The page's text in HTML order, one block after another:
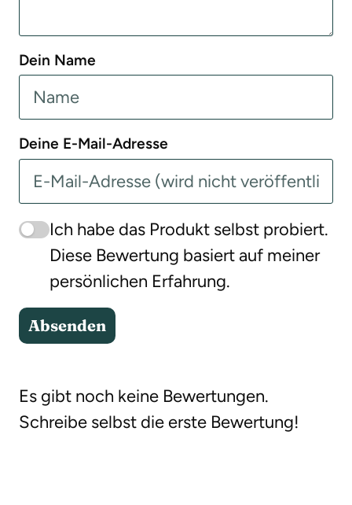
Dein Name
Deine E-Mail-Adresse
Ich habe das Produkt selbst probiert.
Diese Bewertung basiert auf meiner
persönlichen Erfahrung.
Absenden
Es gibt noch keine Bewertungen.
Schreibe selbst die erste Bewertung!